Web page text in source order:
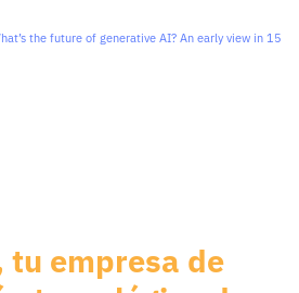
the future of generative AI? An early view in 15
tu empresa de